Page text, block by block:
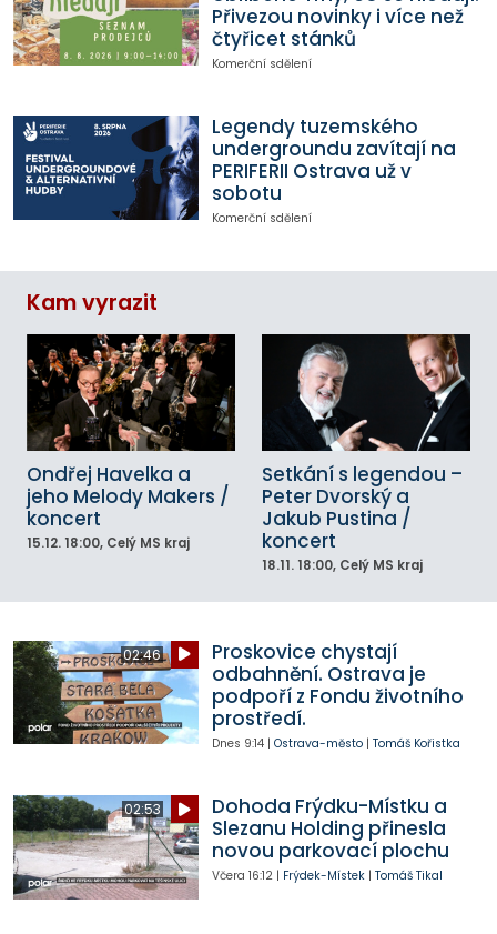
Přivezou novinky i více než
čtyřicet stánků
Komerční sdělení
Legendy tuzemského
undergroundu zavítají na
PERIFERII Ostrava už v
sobotu
Komerční sdělení
Kam vyrazit
Ondřej Havelka a
jeho Melody Makers /
koncert
15.12. 18:00, Celý MS kraj
Setkání s legendou –
Peter Dvorský a
Jakub Pustina /
koncert
18.11. 18:00, Celý MS kraj
02:46
Proskovice chystají
odbahnění. Ostrava je
podpoří z Fondu životního
prostředí.
Dnes 9:14| Ostrava-město| Tomáš Kořistka
02:53
Dohoda Frýdku-Místku a
Slezanu Holding přinesla
novou parkovací plochu
Včera 16:12| Frýdek-Místek| Tomáš Tikal